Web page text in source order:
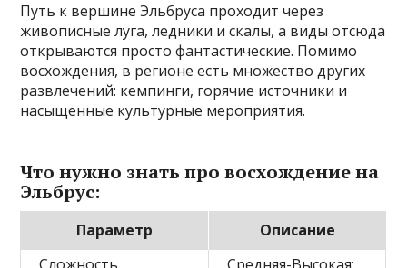
Путь к вершине Эльбруса проходит через
живописные луга, ледники и скалы, а виды отсюда
открываются просто фантастические. Помимо
восхождения, в регионе есть множество других
развлечений: кемпинги, горячие источники и
насыщенные культурные мероприятия.
Что нужно знать про восхождение на
Эльбрус:
Параметр
Описание